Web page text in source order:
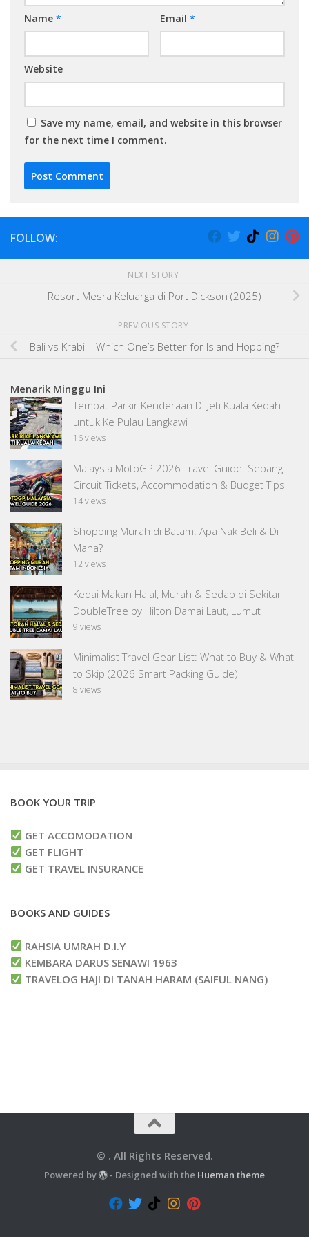
Name * Email *
Website
Save my name, email, and website in this browser
for the next time I comment.
FOLLOW:
NEXT STORY
Resort Mesra Keluarga di Port Dickson (2025)
PREVIOUS STORY
Bali vs Krabi – Which One’s Better for Island Hopping?
Menarik Minggu Ini
Tempat Parkir Kenderaan Di Jeti Kuala Kedah
untuk Ke Pulau Langkawi
16 views
Malaysia MotoGP 2026 Travel Guide: Sepang
Circuit Tickets, Accommodation & Budget Tips
14 views
Shopping Murah di Batam: Apa Nak Beli & Di
Mana?
12 views
Kedai Makan Halal, Murah & Sedap di Sekitar
DoubleTree by Hilton Damai Laut, Lumut
9 views
Minimalist Travel Gear List: What to Buy & What
to Skip (2026 Smart Packing Guide)
8 views
BOOK YOUR TRIP
GET ACCOMODATION
GET FLIGHT
GET TRAVEL INSURANCE
BOOKS AND GUIDES
RAHSIA UMRAH D.I.Y
KEMBARA DARUS SENAWI 1963
TRAVELOG HAJI DI TANAH HARAM (SAIFUL NANG)
© . All Rights Reserved.
Powered by - Designed with the Hueman theme